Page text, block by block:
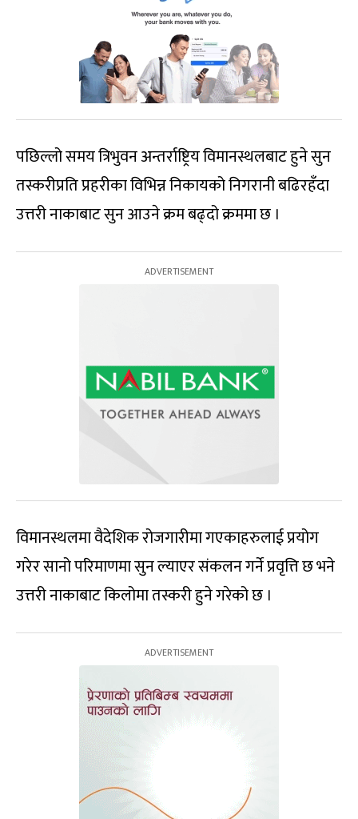
पछिल्लो समय त्रिभुवन अन्तर्राष्ट्रिय विमानस्थलबाट हुने सुन
तस्करीप्रति प्रहरीका विभिन्न निकायको निगरानी बढिरहँदा
उत्तरी नाकाबाट सुन आउने क्रम बढ्दो क्रममा छ ।
विमानस्थलमा वैदेशिक रोजगारीमा गएकाहरुलाई प्रयोग
गरेर सानो परिमाणमा सुन ल्याएर संकलन गर्ने प्रवृत्ति छ भने
उत्तरी नाकाबाट किलोमा तस्करी हुने गरेको छ ।